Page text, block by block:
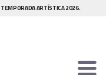
TEMPORADA ARTÍSTICA 2026.